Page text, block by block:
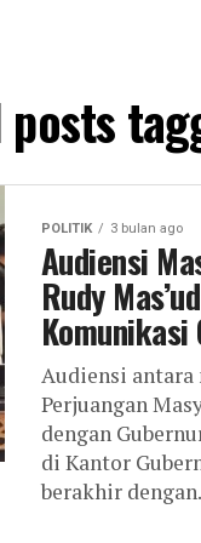
POLITIK 3 bulan ago
Audiensi
Rudy
Komunikasi
Audiensi antara
Perjuangan
dengan
di Kantor
berakhir